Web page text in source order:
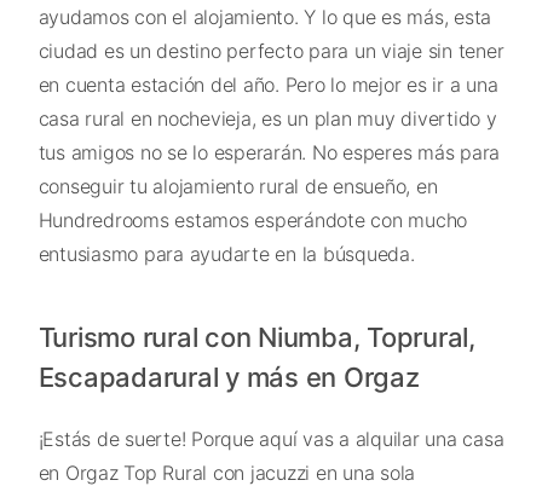
ayudamos con el alojamiento. Y lo que es más, esta
ciudad es un destino perfecto para un viaje sin tener
en cuenta estación del año. Pero lo mejor es ir a una
casa rural en nochevieja, es un plan muy divertido y
tus amigos no se lo esperarán. No esperes más para
conseguir tu alojamiento rural de ensueño, en
Hundredrooms estamos esperándote con mucho
entusiasmo para ayudarte en la búsqueda.
Turismo rural con Niumba, Toprural,
Escapadarural y más en Orgaz
¡Estás de suerte! Porque aquí vas a alquilar una casa
en Orgaz Top Rural con jacuzzi en una sola